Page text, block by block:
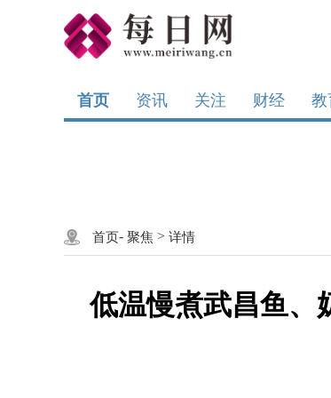
首页 资讯 关注 财经 教
首页- 聚焦 > 详情
低温慢煮武昌鱼、